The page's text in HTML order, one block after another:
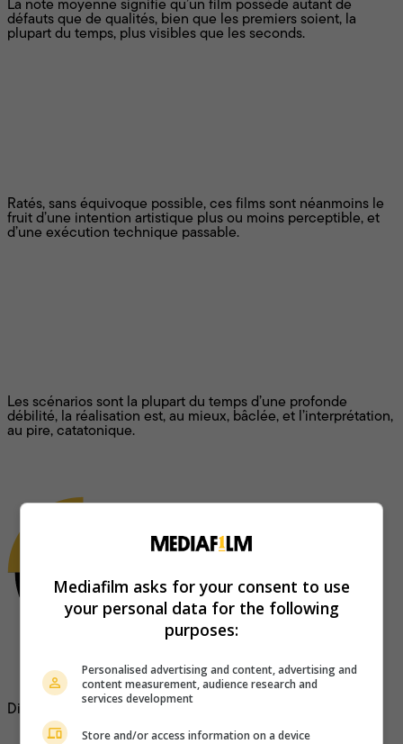
La note moyenne signifie qu’un film possède autant de
défauts que de qualités, bien que les premiers soient, la
plupart du temps, plus visibles que les seconds.
Ratés, sans équivoque possible, ces films sont néanmoins le
fruit d’une intention artistique plus ou moins perceptible, et
d’une exécution technique passable.
Les scénarios sont la plupart du temps d’une profonde
débilité, la réalisation est, au mieux, bâclée, et l’interprétation,
au pire, catatonique.
Martin Bilodeau
Directeur général et rédacteur en chef
Mediafilm asks for your consent to use
your personal data for the following
purposes:
Personalised advertising and content, advertising and
content measurement, audience research and
services development
Store and/or access information on a device